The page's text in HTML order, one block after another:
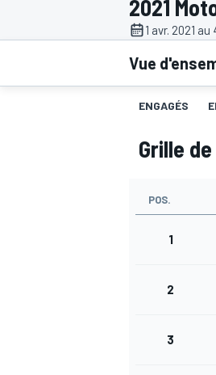
2021
1 avr. 2021 au
Vue
ENGAGÉS
Grille
POS.
1
2
3